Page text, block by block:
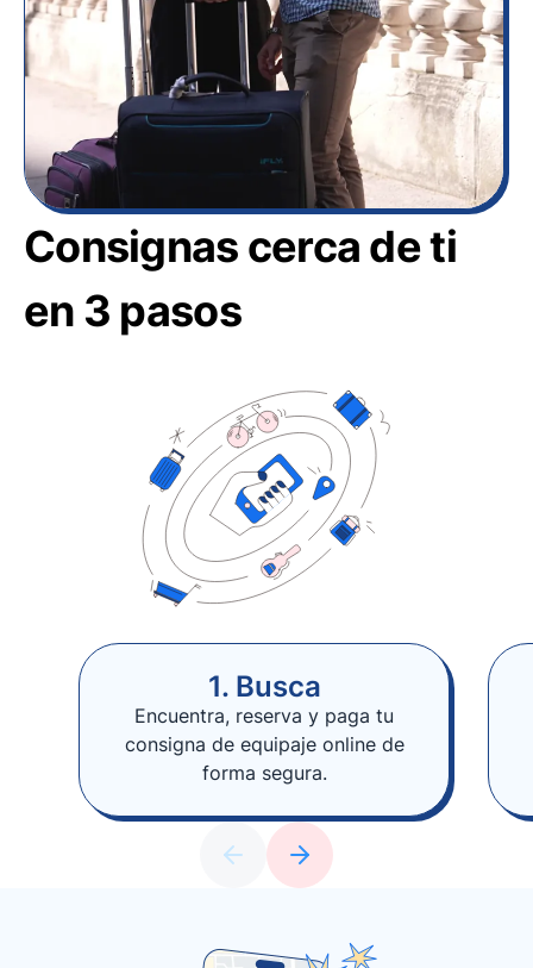
Consignas cerca de ti
en 3 pasos
1. Busca
Encuentra, reserva y paga tu
consigna de equipaje online de
forma segura.